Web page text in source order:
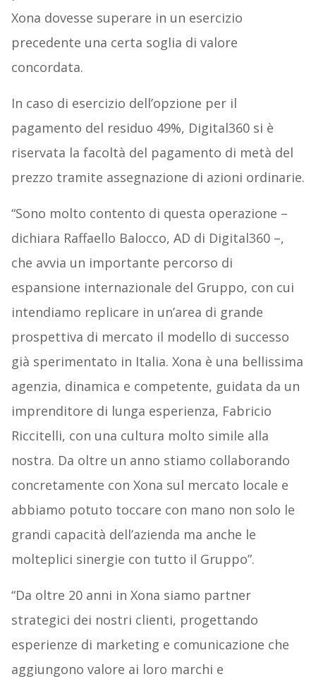
Xona dovesse superare in un esercizio
precedente una certa soglia di valore
concordata.
In caso di esercizio dell’opzione per il
pagamento del residuo 49%, Digital360 si è
riservata la facoltà del pagamento di metà del
prezzo tramite assegnazione di azioni ordinarie.
“Sono molto contento di questa operazione –
dichiara Raffaello Balocco, AD di Digital360 –,
che avvia un importante percorso di
espansione internazionale del Gruppo, con cui
intendiamo replicare in un’area di grande
prospettiva di mercato il modello di successo
già sperimentato in Italia. Xona è una bellissima
agenzia, dinamica e competente, guidata da un
imprenditore di lunga esperienza, Fabricio
Riccitelli, con una cultura molto simile alla
nostra. Da oltre un anno stiamo collaborando
concretamente con Xona sul mercato locale e
abbiamo potuto toccare con mano non solo le
grandi capacità dell’azienda ma anche le
molteplici sinergie con tutto il Gruppo”.
“Da oltre 20 anni in Xona siamo partner
strategici dei nostri clienti, progettando
esperienze di marketing e comunicazione che
aggiungono valore ai loro marchi e